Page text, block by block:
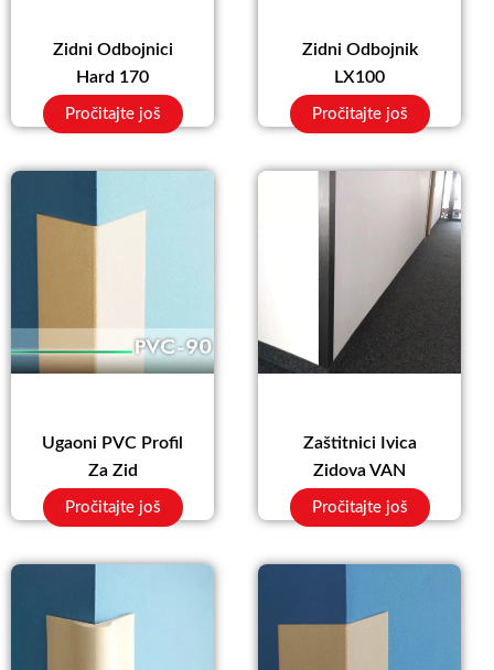
Zidni Odbojnici
Hard 170
Pročitajte još
Zidni Odbojnik
LX100
Pročitajte još
Ugaoni PVC Profil
Za Zid
Pročitajte još
Zaštitnici Ivica
Zidova VAN
Pročitajte još